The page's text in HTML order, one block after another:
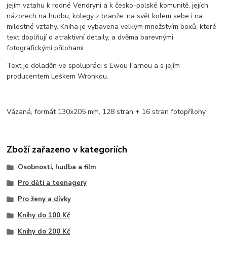
jejím vztahu k rodné Vendryni a k česko-polské komunitě, jejích
názorech na hudbu, kolegy z branže, na svět kolem sebe i na
milostné vztahy. Kniha je vybavena velkým množstvím boxů, které
text doplňují o atraktivní detaily, a dvěma barevnými
fotografickými přílohami.
Text je doladěn ve spolupráci s Ewou Farnou a s jejím
producentem Leškem Wronkou.
Vázaná, formát 130x205 mm, 128 stran + 16 stran fotopřílohy
Zboží zařazeno v kategoriích
Osobnosti, hudba a film
Pro děti a teenagery
Pro ženy a dívky
Knihy do 100 Kč
Knihy do 200 Kč